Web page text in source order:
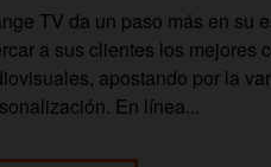
TV da un paso más en su
a sus clientes los mejores
apostando por la
En línea...